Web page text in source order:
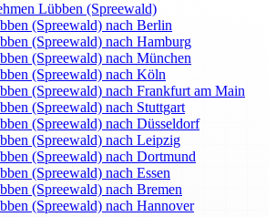
Lübben (Spreewald)
(Spreewald) nach Berlin
(Spreewald) nach Hamburg
(Spreewald) nach München
(Spreewald) nach Köln
(Spreewald) nach Frankfurt am Main
(Spreewald) nach Stuttgart
(Spreewald) nach Düsseldorf
(Spreewald) nach Leipzig
(Spreewald) nach Dortmund
(Spreewald) nach Essen
(Spreewald) nach Bremen
(Spreewald) nach Hannover